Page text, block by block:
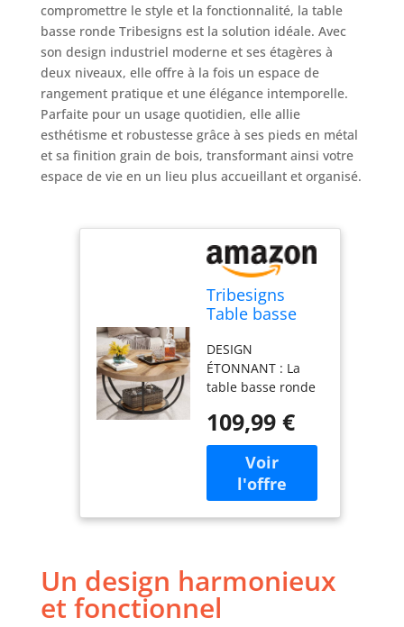
compromettre le style et la fonctionnalité, la table
basse ronde Tribesigns est la solution idéale. Avec
son design industriel moderne et ses étagères à
deux niveaux, elle offre à la fois un espace de
rangement pratique et une élégance intemporelle.
Parfaite pour un usage quotidien, elle allie
esthétisme et robustesse grâce à ses pieds en métal
et sa finition grain de bois, transformant ainsi votre
espace de vie en un lieu plus accueillant et organisé.
Tribesigns
Table basse
cocktail
industrielle
moderne à 2
étagères, table
d'appoint de
canapé
circulaire avec
pieds en métal
pour le salon,
DESIGN
ÉTONNANT : La
table basse ronde
présente un
design moderne et
élégant qui ajoute
sophistication à
n'importe quel
une touche
d'élégance et de
sophistication,
109,99 €
Un design harmonieux
et fonctionnel